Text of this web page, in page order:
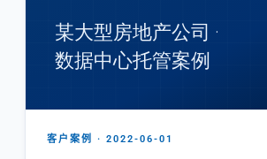
客户案例 · 2022-06-01